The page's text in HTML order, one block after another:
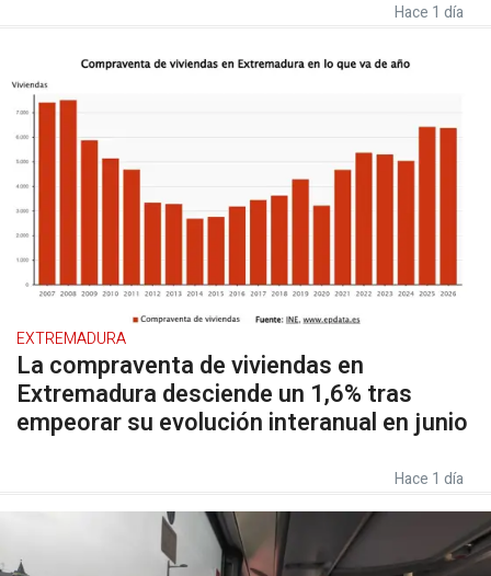
Hace 1 día
EXTREMADURA
La compraventa de viviendas en
Extremadura desciende un 1,6% tras
empeorar su evolución interanual en junio
Hace 1 día